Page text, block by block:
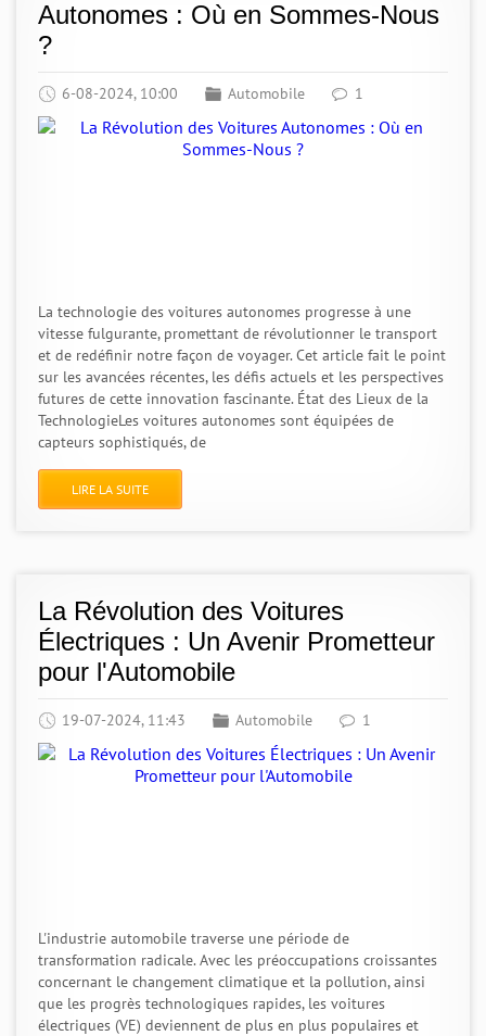
Autonomes : Où en Sommes-Nous
?
6-08-2024, 10:00 Automobile 1
La technologie des voitures autonomes progresse à une
vitesse fulgurante, promettant de révolutionner le transport
et de redéfinir notre façon de voyager. Cet article fait le point
sur les avancées récentes, les défis actuels et les perspectives
futures de cette innovation fascinante. État des Lieux de la
TechnologieLes voitures autonomes sont équipées de
capteurs sophistiqués, de
LIRE LA SUITE
La Révolution des Voitures
Électriques : Un Avenir Prometteur
pour l'Automobile
19-07-2024, 11:43 Automobile 1
L'industrie automobile traverse une période de
transformation radicale. Avec les préoccupations croissantes
concernant le changement climatique et la pollution, ainsi
que les progrès technologiques rapides, les voitures
électriques (VE) deviennent de plus en plus populaires et